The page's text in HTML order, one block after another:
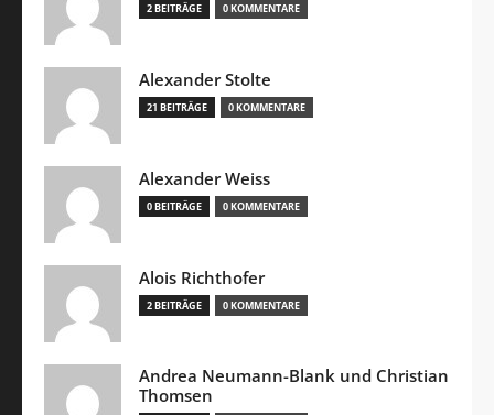
2 BEITRÄGE 0 KOMMENTARE
Alexander Stolte
21 BEITRÄGE 0 KOMMENTARE
Alexander Weiss
0 BEITRÄGE 0 KOMMENTARE
Alois Richthofer
2 BEITRÄGE 0 KOMMENTARE
Andrea Neumann-Blank und Christian
Thomsen